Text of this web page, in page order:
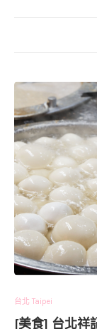
台北 Taipei
[美食] 台北祥